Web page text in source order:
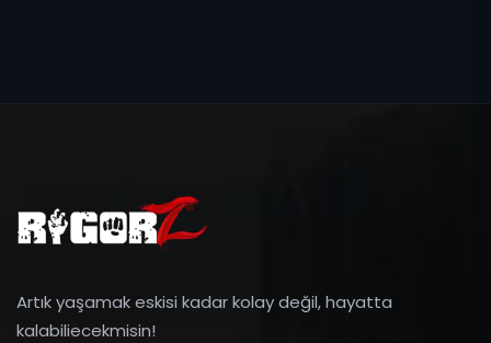
Artık yaşamak eskisi kadar kolay değil, hayatta
kalabiliecekmisin!